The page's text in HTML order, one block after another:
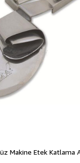
Makine Etek Katlama